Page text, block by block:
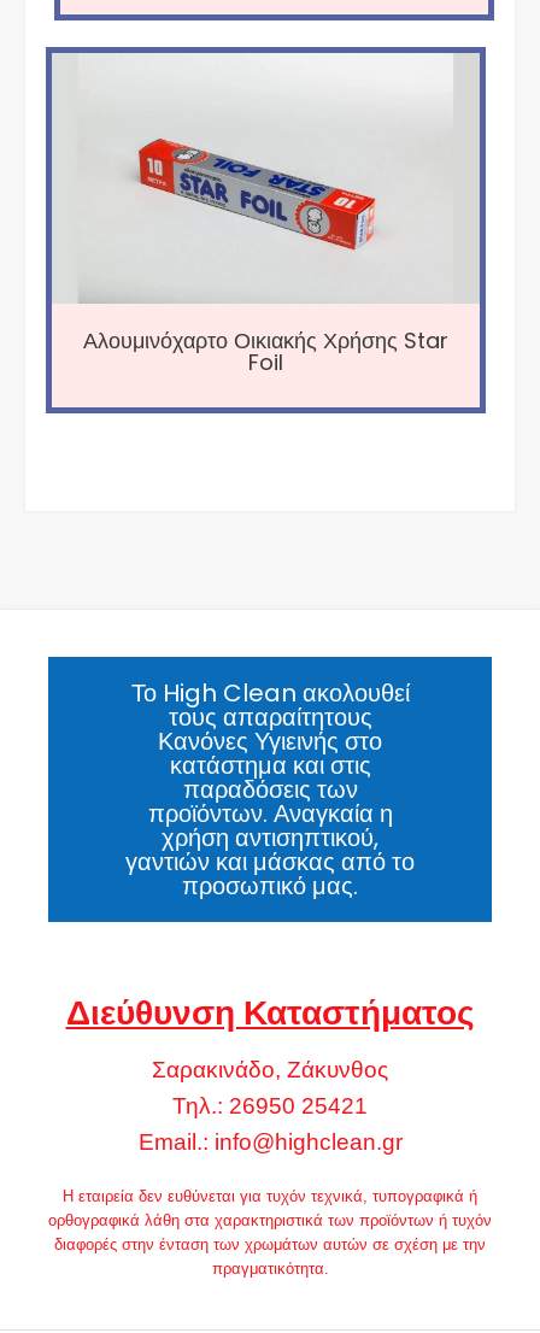
Αλουμινόχαρτο Οικιακής Χρήσης Star
Foil
Το High Clean ακολουθεί
τους απαραίτητους
Κανόνες Υγιεινής στο
κατάστημα και στις
παραδόσεις των
προϊόντων. Αναγκαία η
χρήση αντισηπτικού,
γαντιών και μάσκας από το
προσωπικό μας.
Διεύθυνση Καταστήματος
Σαρακινάδο, Ζάκυνθος
Τηλ.: 26950 25421
Email.: info@highclean.gr
Η εταιρεία δεν ευθύνεται για τυχόν τεχνικά, τυπογραφικά ή
ορθογραφικά λάθη στα χαρακτηριστικά των προϊόντων ή τυχόν
διαφορές στην ένταση των χρωμάτων αυτών σε σχέση με την
πραγματικότητα.